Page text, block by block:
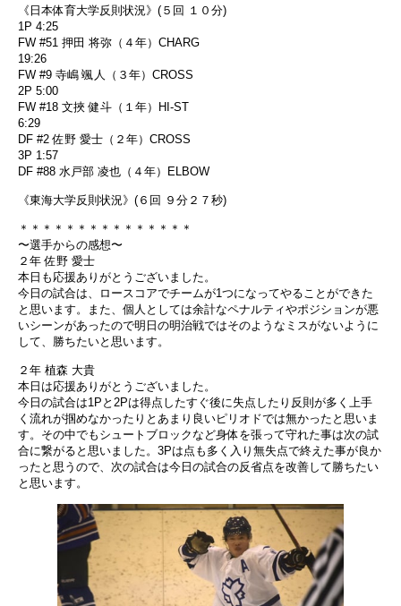
《日本体育大学反則状況》(５回 １０分)
1P 4:25
FW #51 押田 将弥（４年）CHARG
19:26
FW #9 寺嶋 颯人（３年）CROSS
2P 5:00
FW #18 文挾 健斗（１年）HI-ST
6:29
DF #2 佐野 愛士（２年）CROSS
3P 1:57
DF #88 水戸部 凌也（４年）ELBOW
《東海大学反則状況》(６回 ９分２７秒)
＊＊＊＊＊＊＊＊＊＊＊＊＊＊＊
〜選手からの感想〜
２年 佐野 愛士
本日も応援ありがとうございました。
今日の試合は、ロースコアでチームが1つになってやることができた
と思います。また、個人としては余計なペナルティやポジションが悪
いシーンがあったので明日の明治戦ではそのようなミスがないように
して、勝ちたいと思います。
２年 植森 大貴
本日は応援ありがとうございました。
今日の試合は1Pと2Pは得点したすぐ後に失点したり反則が多く上手
く流れが掴めなかったりとあまり良いピリオドでは無かったと思いま
す。その中でもシュートブロックなど身体を張って守れた事は次の試
合に繋がると思いました。3Pは点も多く入り無失点で終えた事が良か
ったと思うので、次の試合は今日の試合の反省点を改善して勝ちたい
と思います。